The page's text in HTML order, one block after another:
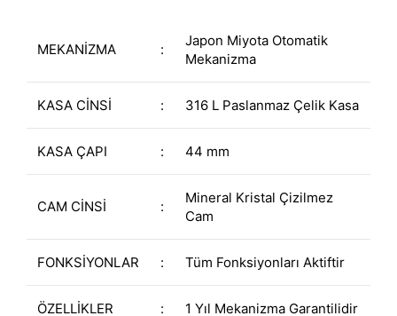
MEKANİZMA :
Japon Miyota Otomatik
Mekanizma
KASA CİNSİ : 316 L Paslanmaz Çelik Kasa
KASA ÇAPI : 44 mm
CAM CİNSİ :
Mineral Kristal Çizilmez
Cam
FONKSİYONLAR : Tüm Fonksiyonları Aktiftir
ÖZELLİKLER : 1 Yıl Mekanizma Garantilidir